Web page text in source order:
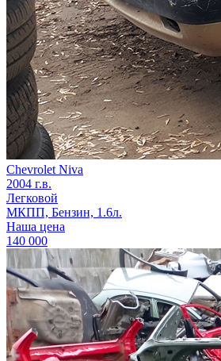
Chevrolet Niva
2004 г.в.
Легковой
МКПП, Бензин, 1.6л.
Наша цена
140 000